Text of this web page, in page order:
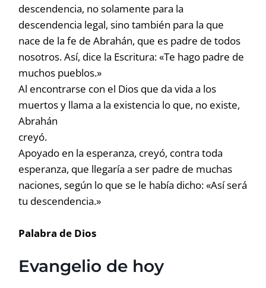
descendencia, no solamente para la
descendencia legal, sino también para la que
nace de la fe de Abrahán, que es padre de todos
nosotros. Así, dice la Escritura: «Te hago padre de
muchos pueblos.»
Al encontrarse con el Dios que da vida a los
muertos y llama a la existencia lo que, no existe,
Abrahán
creyó.
Apoyado en la esperanza, creyó, contra toda
esperanza, que llegaría a ser padre de muchas
naciones, según lo que se le había dicho: «Así será
tu descendencia.»
Palabra de Dios
Evangelio de hoy